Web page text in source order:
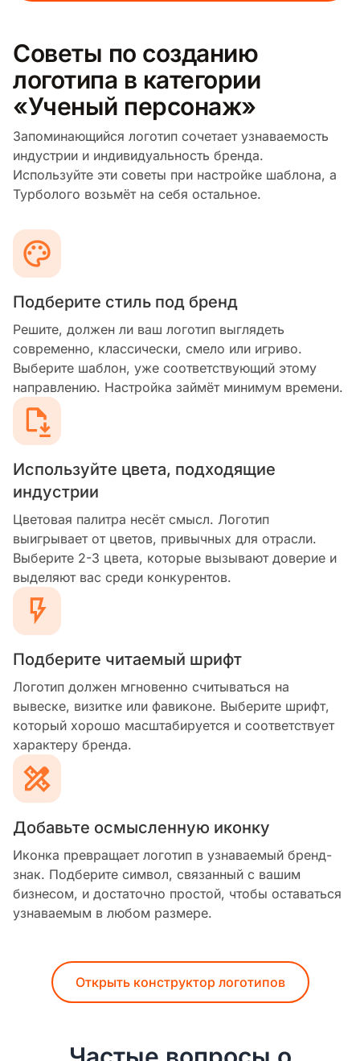
Советы по созданию
логотипа в категории
«Ученый персонаж»
Запоминающийся логотип сочетает узнаваемость
индустрии и индивидуальность бренда.
Используйте эти советы при настройке шаблона, а
Турболого возьмёт на себя остальное.
Подберите стиль под бренд
Решите, должен ли ваш логотип выглядеть
современно, классически, смело или игриво.
Выберите шаблон, уже соответствующий этому
направлению. Настройка займёт минимум времени.
Используйте цвета, подходящие
индустрии
Цветовая палитра несёт смысл. Логотип
выигрывает от цветов, привычных для отрасли.
Выберите 2-3 цвета, которые вызывают доверие и
выделяют вас среди конкурентов.
Подберите читаемый шрифт
Логотип должен мгновенно считываться на
вывеске, визитке или фавиконе. Выберите шрифт,
который хорошо масштабируется и соответствует
характеру бренда.
Добавьте осмысленную иконку
Иконка превращает логотип в узнаваемый бренд-
знак. Подберите символ, связанный с вашим
бизнесом, и достаточно простой, чтобы оставаться
узнаваемым в любом размере.
Открыть конструктор логотипов